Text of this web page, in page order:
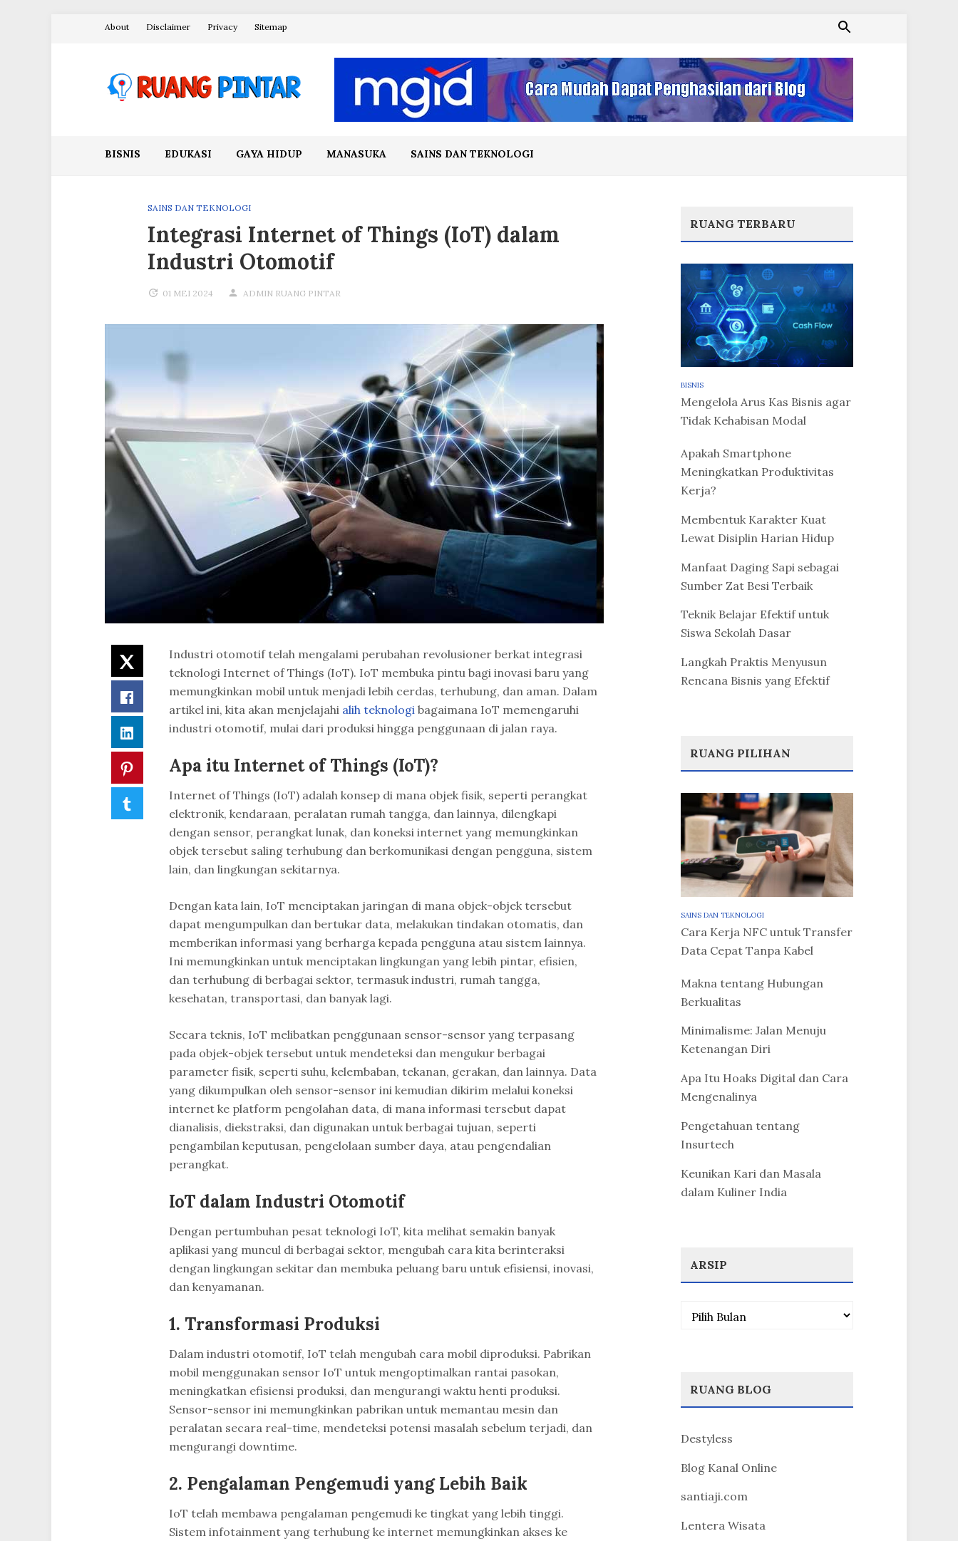
About Disclaimer Privacy Sitemap
BISNIS EDUKASI GAYA HIDUP MANASUKA SAINS DAN TEKNOLOGI
SAINS DAN TEKNOLOGI
Integrasi Internet of Things (IoT) dalam
Industri Otomotif
01 MEI 2024 ADMIN RUANG PINTAR
Twitter
Facebook
LinkedIn
Pinterest
Tumblr
Industri otomotif telah mengalami perubahan revolusioner berkat integrasi
teknologi Internet of Things (IoT). IoT membuka pintu bagi inovasi baru yang
memungkinkan mobil untuk menjadi lebih cerdas, terhubung, dan aman. Dalam
artikel ini, kita akan menjelajahi alih teknologi bagaimana IoT memengaruhi
industri otomotif, mulai dari produksi hingga penggunaan di jalan raya.
Apa itu Internet of Things (IoT)?
Internet of Things (IoT) adalah konsep di mana objek fisik, seperti perangkat
elektronik, kendaraan, peralatan rumah tangga, dan lainnya, dilengkapi
dengan sensor, perangkat lunak, dan koneksi internet yang memungkinkan
objek tersebut saling terhubung dan berkomunikasi dengan pengguna, sistem
lain, dan lingkungan sekitarnya.
Dengan kata lain, IoT menciptakan jaringan di mana objek-objek tersebut
dapat mengumpulkan dan bertukar data, melakukan tindakan otomatis, dan
memberikan informasi yang berharga kepada pengguna atau sistem lainnya.
Ini memungkinkan untuk menciptakan lingkungan yang lebih pintar, efisien,
dan terhubung di berbagai sektor, termasuk industri, rumah tangga,
kesehatan, transportasi, dan banyak lagi.
Secara teknis, IoT melibatkan penggunaan sensor-sensor yang terpasang
pada objek-objek tersebut untuk mendeteksi dan mengukur berbagai
parameter fisik, seperti suhu, kelembaban, tekanan, gerakan, dan lainnya. Data
yang dikumpulkan oleh sensor-sensor ini kemudian dikirim melalui koneksi
internet ke platform pengolahan data, di mana informasi tersebut dapat
dianalisis, diekstraksi, dan digunakan untuk berbagai tujuan, seperti
pengambilan keputusan, pengelolaan sumber daya, atau pengendalian
perangkat.
IoT dalam Industri Otomotif
Dengan pertumbuhan pesat teknologi IoT, kita melihat semakin banyak
aplikasi yang muncul di berbagai sektor, mengubah cara kita berinteraksi
dengan lingkungan sekitar dan membuka peluang baru untuk efisiensi, inovasi,
dan kenyamanan.
1. Transformasi Produksi
Dalam industri otomotif, IoT telah mengubah cara mobil diproduksi. Pabrikan
mobil menggunakan sensor IoT untuk mengoptimalkan rantai pasokan,
meningkatkan efisiensi produksi, dan mengurangi waktu henti produksi.
Sensor-sensor ini memungkinkan pabrikan untuk memantau mesin dan
peralatan secara real-time, mendeteksi potensi masalah sebelum terjadi, dan
mengurangi downtime.
2. Pengalaman Pengemudi yang Lebih Baik
IoT telah membawa pengalaman pengemudi ke tingkat yang lebih tinggi.
Sistem infotainment yang terhubung ke internet memungkinkan akses ke
RUANG TERBARU
BISNIS
Mengelola Arus Kas Bisnis agar
Tidak Kehabisan Modal
Apakah Smartphone
Meningkatkan Produktivitas
Kerja?
Membentuk Karakter Kuat
Lewat Disiplin Harian Hidup
Manfaat Daging Sapi sebagai
Sumber Zat Besi Terbaik
Teknik Belajar Efektif untuk
Siswa Sekolah Dasar
Langkah Praktis Menyusun
Rencana Bisnis yang Efektif
RUANG PILIHAN
SAINS DAN TEKNOLOGI
Cara Kerja NFC untuk Transfer
Data Cepat Tanpa Kabel
Makna tentang Hubungan
Berkualitas
Minimalisme: Jalan Menuju
Ketenangan Diri
Apa Itu Hoaks Digital dan Cara
Mengenalinya
Pengetahuan tentang
Insurtech
Keunikan Kari dan Masala
dalam Kuliner India
ARSIP
Arsip
RUANG BLOG
Destyless
Blog Kanal Online
santiaji.com
Lentera Wisata